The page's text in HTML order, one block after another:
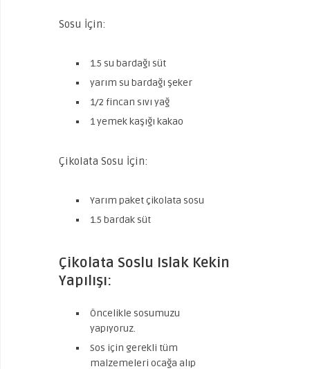
Sosu İçin:
1.5 su bardağı süt
yarım su bardağı şeker
1/2 fincan sıvı yağ
1 yemek kaşığı kakao
Çikolata Sosu İçin:
Yarım paket çikolata sosu
1.5 bardak süt
Çikolata Soslu Islak Kekin
Yapılışı:
Öncelikle sosumuzu
yapıyoruz.
Sos için gerekli tüm
malzemeleri ocağa alıp